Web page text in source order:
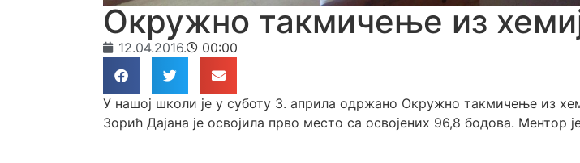
Окружно такмичење из
12.04.2016. 00:00
У нашој школи је у суботу 3. априла одржано Окружно такмичење из
Зорић Дајана је освојила прво место са освојених 96,8 бодова. Ментор